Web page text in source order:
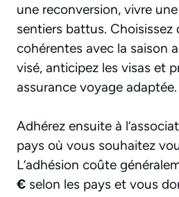
une reconversion, vivre
sentiers battus. Choisissez
cohérentes avec la saison
visé, anticipez les visas et
assurance voyage adaptée.
Adhérez ensuite à
pays où vous souhaitez
L’adhésion coûte
€ selon les pays et vous